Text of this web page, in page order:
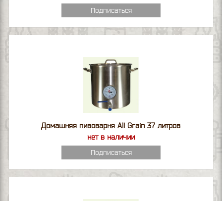
Подписаться
Домашняя пивоварня All Grain 37 литров
нет в наличии
Подписаться